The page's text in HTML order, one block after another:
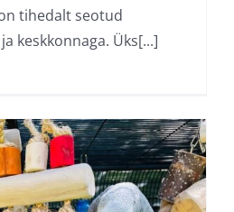
tihedalt seotud
keskkonnaga. Üks[...]